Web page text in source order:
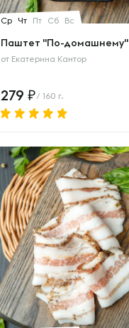
Ср Чт Пт Сб Вс
Паштет "По-домашнему"
от Екатерина Кантор
279 / 160 г.